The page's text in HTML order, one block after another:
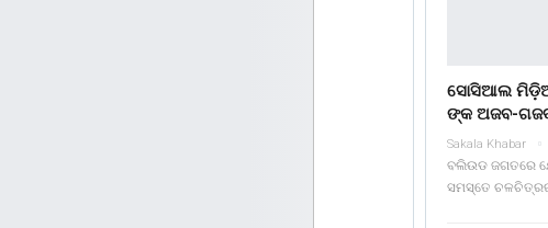
ସୋସିଆଲ ମିଡ଼ିଆ
ଙ୍କ ଅଜବ-
Sakala Khabar
ବଲିଉଡ ଜଗତରେ
ସମସ୍ତେ ଚଳଚିତ୍ରର